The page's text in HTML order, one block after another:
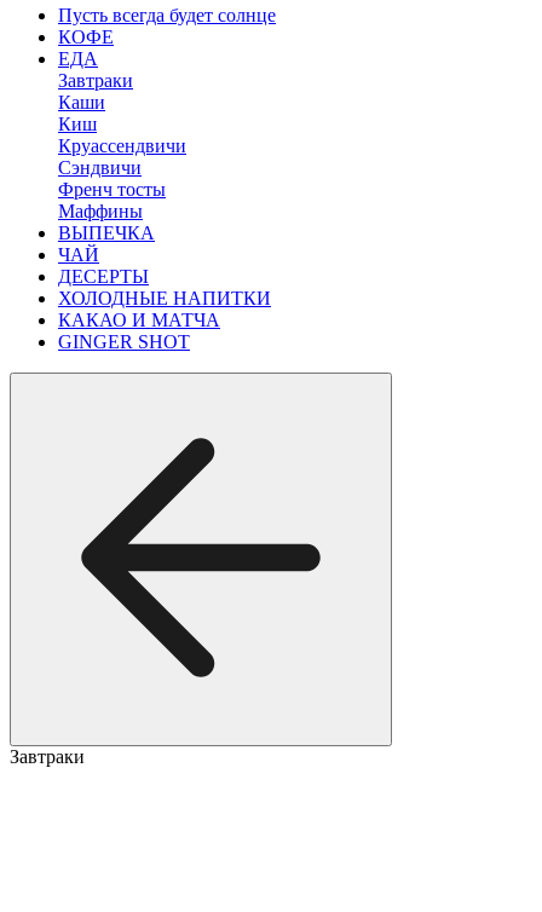
Пусть всегда будет солнце
КОФЕ
ЕДА
Завтраки
Каши
Киш
Круассендвичи
Сэндвичи
Френч тосты
Маффины
ВЫПЕЧКА
ЧАЙ
ДЕСЕРТЫ
ХОЛОДНЫЕ НАПИТКИ
КАКАО И МАТЧА
GINGER SHOT
Завтраки